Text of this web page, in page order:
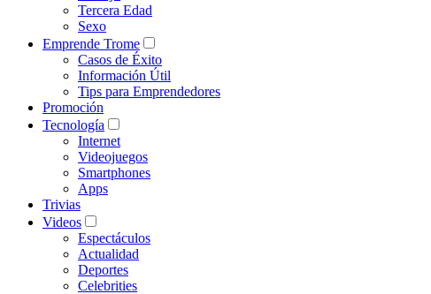
Tercera Edad
Sexo
Emprende Trome
Casos de Éxito
Información Útil
Tips para Emprendedores
Promoción
Tecnología
Internet
Videojuegos
Smartphones
Apps
Trivias
Videos
Espectáculos
Actualidad
Deportes
Celebrities